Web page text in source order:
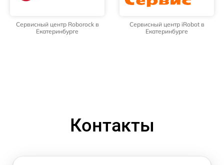
Сервисный центр Roborock в
Екатеринбурге
Сервисный центр iRobot в
Екатеринбурге
Контакты